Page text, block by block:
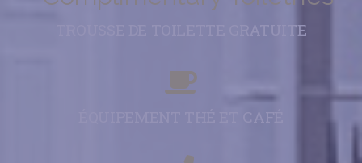
TROUSSE DE TOILETTE GRATUITE
ÉQUIPEMENT THÉ ET CAFÉ